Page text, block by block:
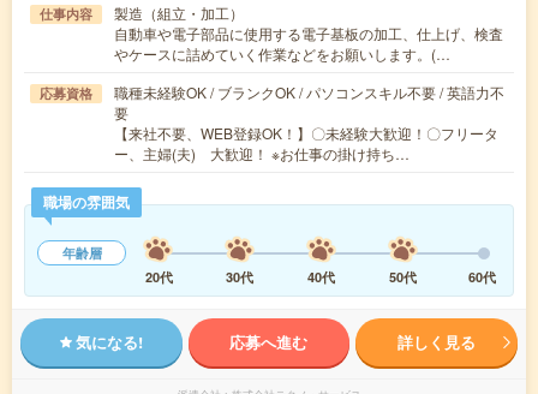
仕事内容
製造（組立・加工）
自動車や電子部品に使用する電子基板の加工、仕上げ、検査
やケースに詰めていく作業などをお願いします。(…
応募資格
職種未経験OK / ブランクOK / パソコンスキル不要 / 英語力不
要
【来社不要、WEB登録OK！】〇未経験大歓迎！〇フリータ
ー、主婦(夫) 大歓迎！ ※お仕事の掛け持ち…
職場の雰囲気
年齢層
20代
30代 40代 50代 60代
気になる! 応募へ進む 詳しく見る